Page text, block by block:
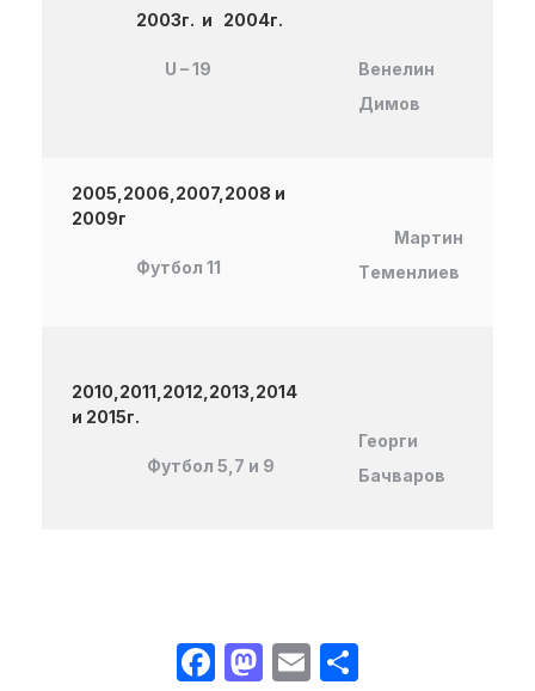
2003г. и 2004г.
U – 19
Венелин
Димов
2005,2006,2007,2008 и
2009г
Футбол 11
Мартин
Tеменлиев
2010,2011,2012,2013,2014
и 2015г.
Футбол 5,7 и 9
Георги
Бачваров
Facebook
Mastodon
Email